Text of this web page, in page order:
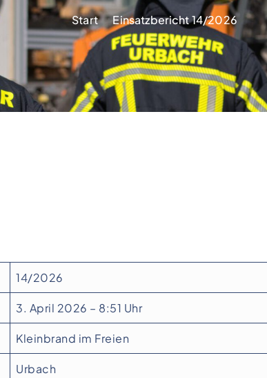
Start Einsatzbericht 14/2026
14/2026
3. April 2026 – 8:51 Uhr
Kleinbrand im Freien
Urbach